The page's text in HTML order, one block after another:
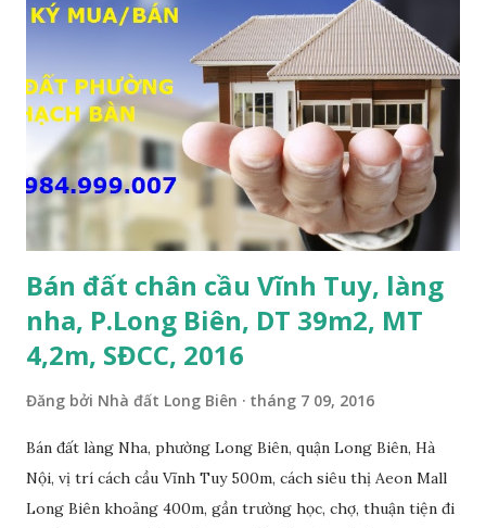
THÔNG TIN TIỆN ÍCH XUNG QUANH MẢNH ĐẤT LÀM
KHO XƯỞNG TẠI PHỐ TƯ ĐÌNH CẦN BÁN: • Đất nằm trên
mặt ngõ phố Tư Đình, ngõ trước nhà rộng 8m, ngõ thông, ô
tô tránh nhau; • Cách mặt đường Cổ Linh khoảng 200m; •
Cách dự án Eco Smart City Cổ Linh khoảng 250m; • Gần dự
án khu biệt thự dự án Minh Tâm Tư Đình • Cách chân cầu
Vĩnh Tuy và siêu thị Aeon Mall Long Biên khoảng 500m; •
Khu vực đông đúc dân cư, thuận tiện đi lại và sinh hoạt; ...
Bán đất chân cầu Vĩnh Tuy, làng
nha, P.Long Biên, DT 39m2, MT
4,2m, SĐCC, 2016
Đăng bởi Nhà đất Long Biên tháng 7 09, 2016
Bán đất làng Nha, phường Long Biên, quận Long Biên, Hà
Nội, vị trí cách cầu Vĩnh Tuy 500m, cách siêu thị Aeon Mall
Long Biên khoảng 400m, gần trường học, chợ, thuận tiện đi